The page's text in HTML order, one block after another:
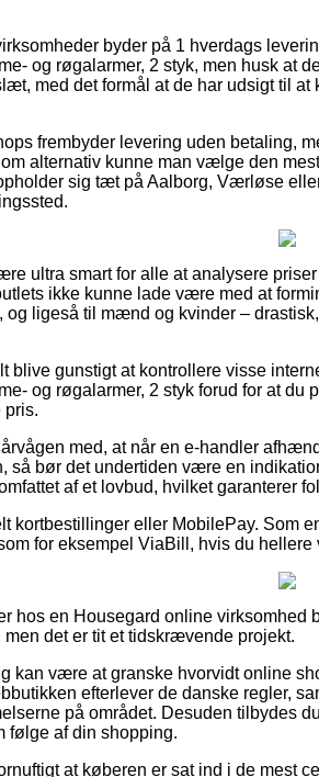
byder på 1 hverdags
og røgalarmer, 2 styk, men husk at
med det formål at de har udsigt til
frembyder levering uden betaling,
alternativ kunne man vælge den
sig tæt på Aalborg, Værløse
ultra smart for alle at analysere
ikke kunne lade være med at
og ligeså til mænd og kvinder –
blive gunstigt at kontrollere visse
og røgalarmer, 2 styk forud for at
pris.
med, at når en e-handler
så bør det undertiden være en
af et lovbud, hvilket garanterer
kortbestillinger eller MobilePay. Som
for eksempel ViaBill, hvis du
hos en Housegard online
men det er tit et tidskrævende projekt.
kan være at granske hvorvidt online
efterlever de danske regler,
på området. Desuden tilbydes
følge af din shopping.
at køberen er sat ind i de mest